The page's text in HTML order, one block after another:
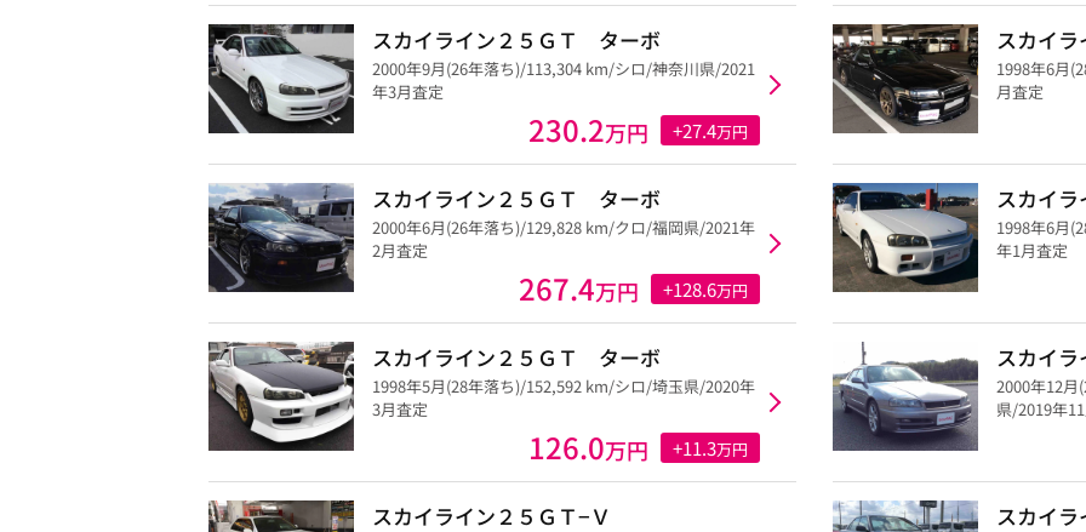
スカイライン２５ＧＴ ターボ
2000年9月(26年落ち)/113,304 km/シロ/神奈川県/2021
年3月査定
230.2万円 +27.4万円
スカイラ
1998年6月
月査定
スカイライン２５ＧＴ ターボ
2000年6月(26年落ち)/129,828 km/クロ/福岡県/2021年
2月査定
267.4万円 +128.6万円
スカイ
1998年6月
年1月査定
スカイライン２５ＧＴ ターボ
1998年5月(28年落ち)/152,592 km/シロ/埼玉県/2020年
3月査定
126.0万円 +11.3万円
スカイラ
2000年12
県/2019年
スカイライン２５ＧＴ−Ｖ スカイ